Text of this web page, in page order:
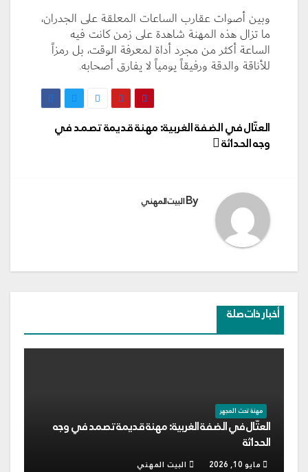
وبين أصوات عقارب الساعات المعلقة على الجدران،
ما تزال هذه المهنة شاهدة على زمن كانت فيه
الساعة أكثر من مجرد أداة لمعرفة الوقت، بل رمزاً
للأناقة والدقة ورفيقاً يومياً لا يفارق أصحابه.
تصفّح
المقالات
العتّال في الضفة الغربية: مهنة قديمة تصمد في
وجه الحداثة
Byالبيت المهني
أخبار ذات صلة
مهنة تحت المجهر
العتّال في الضفة الغربية: مهنة قديمة تصمد في وجه
الحداثة
مايو 10, 2026 البيت المهني